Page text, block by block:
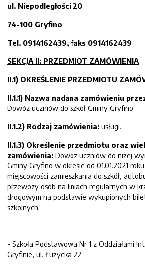
ul. Niepodległości 20
74-100 Gryfino
Tel. 0914162439, faks 0914162439
SEKCJA II: PRZEDMIOT ZAMÓWIENIA
II.1) OKREŚLENIE PRZEDMIOTU
II.1.1) Nazwa nadana zamówieniu
Dowóz uczniów do szkół Gminy Gryfino.
II.1.2) Rodzaj zamówienia: usługi.
II.1.3) Określenie przedmiotu oraz
zamówienia: Dowóz uczniów do niżej
Gminy Gryfino w okresie od 01.01.2021 roku
miejscowości zamieszkania do szkół,
przewozy osób na liniach regularnych w
drogowym na podstawie wykupionych
szkolnych:
- Szkoła Podstawowa Nr 1 z Oddziałami
Gryfinie, ul. Łużycka 22